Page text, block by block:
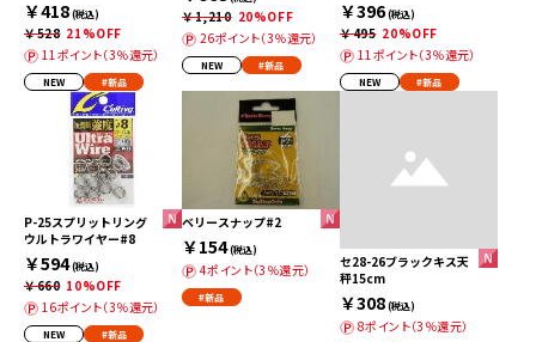
￥418(税込)
￥528 21%OFF
11ポイント（3％還元）
NEW #新品
￥1,210 20%OFF
26ポイント（3％還元）
NEW #新品
￥396(税込)
￥495 20%OFF
11ポイント（3％還元）
NEW #新品
P-25スプリットリング
ウルトラワイヤー#8
￥594(税込)
￥660 10%OFF
16ポイント（3％還元）
NEW #新品
ベリースナップ#2
￥154(税込)
4ポイント（3％還元）
#新品
セ28-26ブラックキス天
秤15cm
￥308(税込)
8ポイント（3％還元）